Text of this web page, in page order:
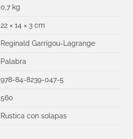
0,7 kg
22 × 14 × 3 cm
Reginald Garrigou-Lagrange
Palabra
978-84-8239-047-5
560
Rustica con solapas